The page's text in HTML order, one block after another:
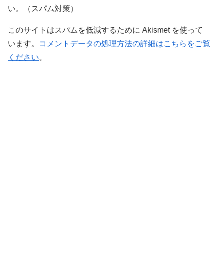
い。（スパム対策）
このサイトはスパムを低減するために Akismet を使って
います。
コメントデータの処理方法の詳細はこちらをご覧
ください。